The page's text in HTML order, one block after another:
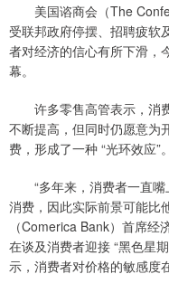
美国谘商会（The
受联邦政府停摆、招聘疲软
者对经济的信心有所下滑，
幕。
许多零售高管表示，消
不断提高，但同时仍愿意为
费，形成了一种 “光环效应”。
“多年来，消费者一直嘴
消费，因此实际前景可能比
（Comerica Bank）首席
在谈及消费者迎接 “黑色星
示，消费者对价格的敏感度